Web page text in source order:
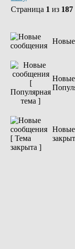
Страница 1 из 187
Новые